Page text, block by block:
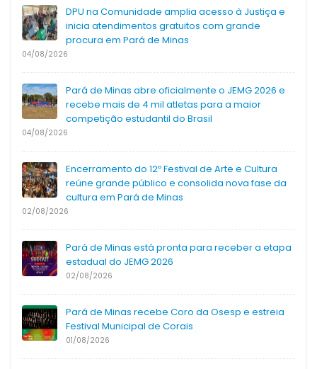
DPU na Comunidade amplia acesso à Justiça e
inicia atendimentos gratuitos com grande
procura em Pará de Minas
04/08/2026
Pará de Minas abre oficialmente o JEMG 2026 e
recebe mais de 4 mil atletas para a maior
competição estudantil do Brasil
04/08/2026
Encerramento do 12º Festival de Arte e Cultura
reúne grande público e consolida nova fase da
cultura em Pará de Minas
02/08/2026
Pará de Minas está pronta para receber a etapa
estadual do JEMG 2026
02/08/2026
Pará de Minas recebe Coro da Osesp e estreia
Festival Municipal de Corais
01/08/2026